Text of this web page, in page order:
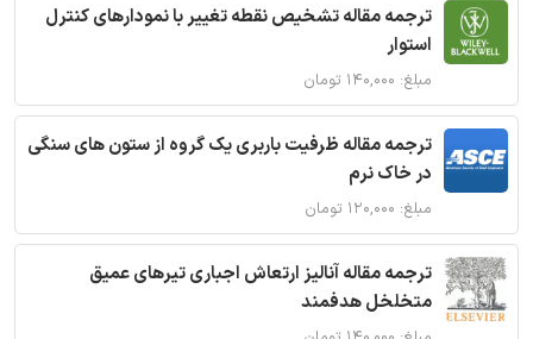
ترجمه مقاله تشخیص نقطه تغییر با نمودارهای کنترل
استوار
مبلغ: ۱۴۰,۰۰۰ تومان
ترجمه مقاله ظرفیت باربری یک گروه از ستون های سنگی
در خاک نرم
مبلغ: ۱۲۰,۰۰۰ تومان
ترجمه مقاله آنالیز ارتعاش اجباری تیرهای عمیق
متخلخل هدفمند